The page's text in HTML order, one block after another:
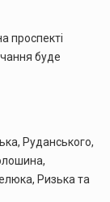
проспекті
буде
Руданського,
Ризька та